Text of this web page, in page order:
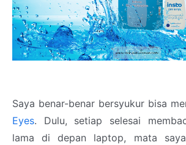
Saya benar-benar bersyukur bisa
Eyes. Dulu, setiap selesai
lama di depan laptop, mata